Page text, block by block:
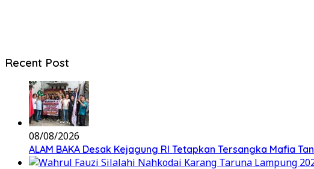
Recent Post
08/08/2026
ALAM BAKA Desak Kejagung RI Tetapkan Tersangka Mafia